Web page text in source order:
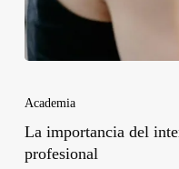
Academia
La importancia del
profesional